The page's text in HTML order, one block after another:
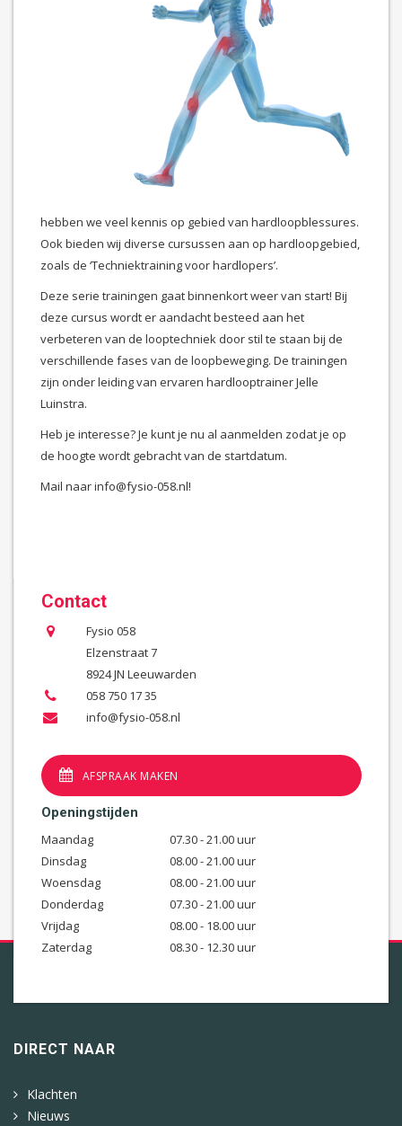
hebben we veel kennis op gebied van hardloopblessures.
Ook bieden wij diverse cursussen aan op hardloopgebied,
zoals de ‘Techniektraining voor hardlopers’.
Deze serie trainingen gaat binnenkort weer van start! Bij
deze cursus wordt er aandacht besteed aan het
verbeteren van de looptechniek door stil te staan bij de
verschillende fases van de loopbeweging. De trainingen
zijn onder leiding van ervaren hardlooptrainer Jelle
Luinstra.
Heb je interesse? Je kunt je nu al aanmelden zodat je op
de hoogte wordt gebracht van de startdatum.
Mail naar info@fysio-058.nl!
Contact
Fysio 058
Elzenstraat 7
8924 JN Leeuwarden
058 750 17 35
info@fysio-058.nl
AFSPRAAK MAKEN
Openingstijden
Maandag
07.30 - 21.00 uur
Dinsdag
08.00 - 21.00 uur
Woensdag
08.00 - 21.00 uur
Donderdag
07.30 - 21.00 uur
Vrijdag
08.00 - 18.00 uur
Zaterdag
08.30 - 12.30 uur
DIRECT NAAR
Klachten
Nieuws